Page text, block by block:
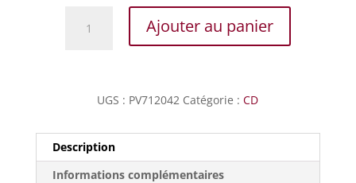
clavecins
Vol.1
Ajouter au panier
UGS : PV712042 Catégorie :CD
Description
Informations complémentaires